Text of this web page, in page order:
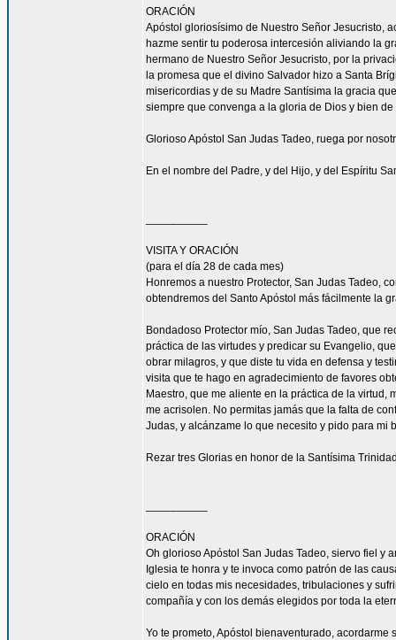
ORACIÓN
Apóstol gloriosísimo de Nuestro Señor Jesucristo,
hazme sentir tu poderosa intercesión aliviando la
hermano de Nuestro Señor Jesucristo, por la
la promesa que el divino Salvador hizo a Santa
misericordias y de su Madre Santísima la gracia
siempre que convenga a la gloria de Dios y bien de
Glorioso Apóstol San Judas Tadeo, ruega por
En el nombre del Padre, y del Hijo, y del Espíritu
VISITA Y ORACIÓN
(para el día 28 de cada mes)
Honremos a nuestro Protector, San Judas Tadeo,
obtendremos del Santo Apóstol más fácilmente la
Bondadoso Protector mío, San Judas Tadeo, que
práctica de las virtudes y predicar su Evangelio,
obrar milagros, y que diste tu vida en defensa y
visita que te hago en agradecimiento de favores
Maestro, que me aliente en la práctica de la
me acrisolen. No permitas jamás que la falta de
Judas, y alcánzame lo que necesito y pido para mi
Rezar tres Glorias en honor de la Santísima
ORACIÓN
Oh glorioso Apóstol San Judas Tadeo, siervo fiel y
Iglesia te honra y te invoca como patrón de las
cielo en todas mis necesidades, tribulaciones y
compañía y con los demás elegidos por toda la
Yo te prometo, Apóstol bienaventurado,